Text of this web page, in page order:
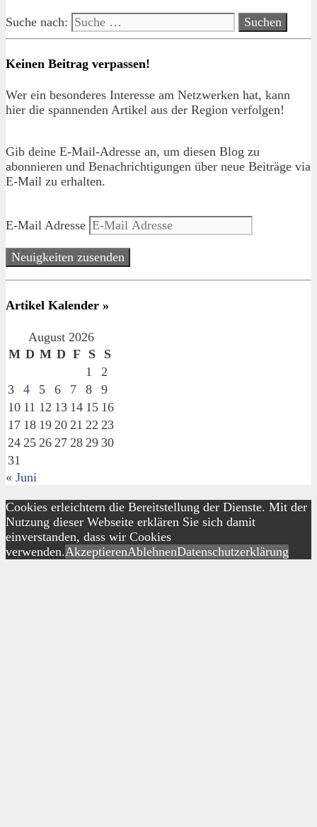
Suche nach:
Keinen Beitrag verpassen!
Wer ein besonderes Interesse am Netzwerken hat, kann
hier die spannenden Artikel aus der Region verfolgen!
Gib deine E-Mail-Adresse an, um diesen Blog zu
abonnieren und Benachrichtigungen über neue Beiträge via
E-Mail zu erhalten.
E-Mail Adresse
Neuigkeiten zusenden
Artikel Kalender »
August 2026
M D M D F S
S
1
2
3
4 5 6 7 8
9
10 11 12 13 14 15 16
17 18 19 20 21 22 23
24 25 26 27 28 29 30
31
« Juni
Cookies erleichtern die Bereitstellung der Dienste. Mit der
Nutzung dieser Webseite erklären Sie sich damit
einverstanden, dass wir Cookies
verwenden.AkzeptierenAblehnenDatenschutzerklärung